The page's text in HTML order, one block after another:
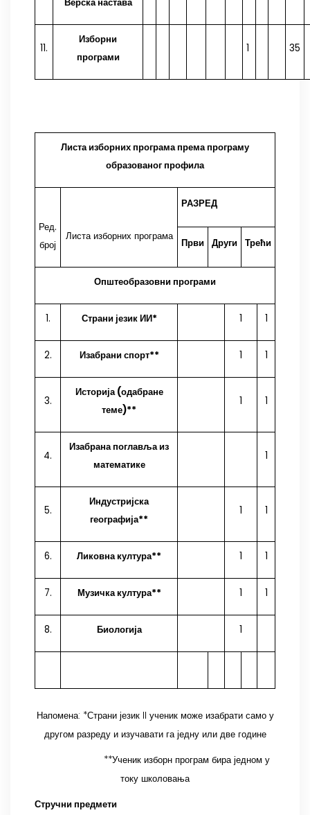
11.
Изборни
програми
1 35
Листа изборних програма према програму
образованог профила
Ред.
број
Листа изборних програма
РАЗРЕД
Први Други Трећи
Општеобразовни програми
1. Страни језик ИИ* 1 1
2. Изабрани спорт** 1 1
3.
Историја (одабране
теме)**
1 1
4.
Изабрана поглавља из
математике
1
5.
Индустријска
географија**
1 1
6. Ликовна култура** 1 1
7. Музичка култура** 1 1
8. Биологија 1
Напомена: *Страни језик II ученик може изабрати само у
другом разреду и изучавати га једну или две године
**Ученик изборн програм бира једном у
току школовања
Стручни предмети